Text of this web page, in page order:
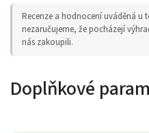
Recenze a hodnocení uváděná
nezaručujeme, že pocházejí
nás zakoupili.
Doplňkové